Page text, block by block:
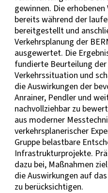
gewinnen. Die
bereits während der
bereitgestellt und
Verkehrsplanung der
ausgewertet. Die
fundierte Beurteilung
Verkehrssituation und
die Auswirkungen der
Anrainer, Pendler und
nachvollziehbar zu
aus moderner
verkehrsplanerischer
Gruppe belastbare
Infrastrukturprojekte.
dazu bei, Maßnahmen
die Auswirkungen auf
zu berücksichtigen.